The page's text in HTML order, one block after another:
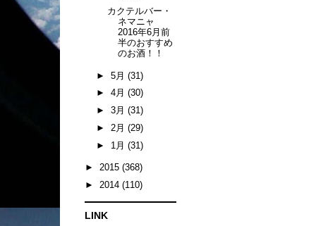
カクテルバー・
ネマニャ
2016年6月前
半のおすすめ
のお酒！！
► 5月 (31)
► 4月 (30)
► 3月 (31)
► 2月 (29)
► 1月 (31)
► 2015 (368)
► 2014 (110)
LINK